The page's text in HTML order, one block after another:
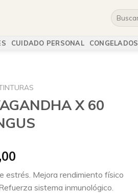
CUIDADO PERSONAL CONGELADOS
X 60
estrés. Mejora rendimiento físico
sistema inmunológico.